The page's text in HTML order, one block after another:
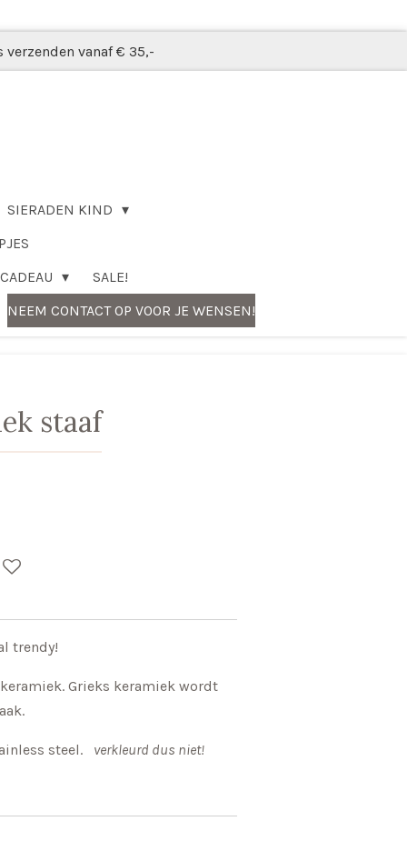
verzenden vanaf € 35,-
SIERADEN KIND
CADEAU
SALE!
NEEM CONTACT OP VOOR JE WENSEN!
staaf
trendy!
Grieks keramiek wordt
steel. verkleurd dus niet!